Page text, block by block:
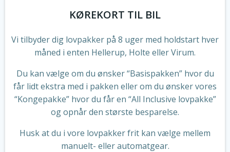
KØREKORT TIL BIL
Vi tilbyder dig lovpakker på 8 uger med holdstart hver
måned i enten Hellerup, Holte eller Virum.
Du kan vælge om du ønsker “Basispakken” hvor du
får lidt ekstra med i pakken eller om du ønsker vores
“Kongepakke” hvor du får en “All Inclusive lovpakke”
og opnår den største besparelse.
Husk at du i vore lovpakker frit kan vælge mellem
manuelt- eller automatgear.